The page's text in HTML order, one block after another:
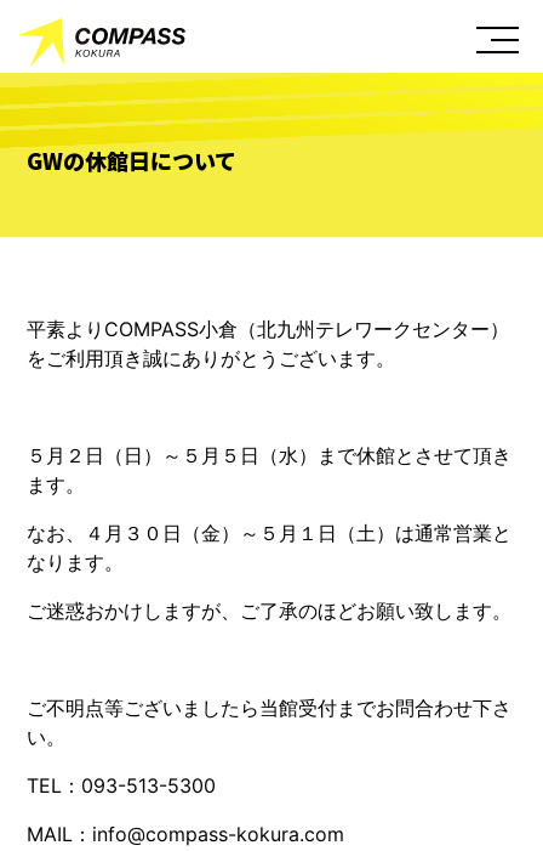
GWの休館日について
平素よりCOMPASS小倉（北九州テレワークセンター）
をご利用頂き誠にありがとうございます。
５月２日（日）～５月５日（水）まで休館とさせて頂き
ます。
なお、４月３０日（金）～５月１日（土）は通常営業と
なります。
ご迷惑おかけしますが、ご了承のほどお願い致します。
ご不明点等ございましたら当館受付までお問合わせ下さ
い。
TEL：093-513-5300
MAIL：info@compass-kokura.com